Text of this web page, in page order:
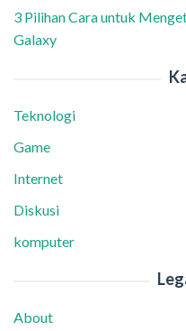
3 Pilihan Cara untuk
Galaxy
Teknologi
Game
Internet
Diskusi
komputer
About